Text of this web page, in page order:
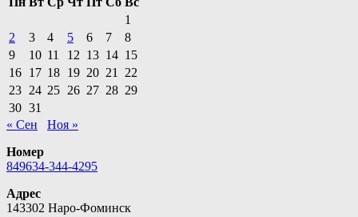
1
2
3 4 5 6 7
8
9
10 11 12 13 14 15
16 17 18 19 20 21
22
23 24 25 26 27 28 29
30 31
« Сен
Ноя »
Номер
849634-344-4295
Адрес
143302 Наро-Фоминск